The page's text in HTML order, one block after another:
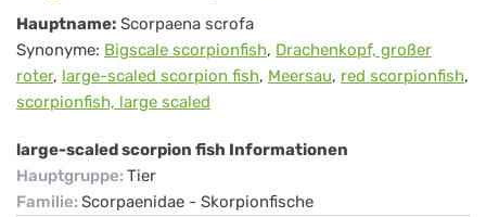
large-
scaled
scorpion
Hauptname: Scorpaena scrofa
Synonyme: Bigscale scorpionfish, Drachenkopf, großer
roter, large-scaled scorpion fish, Meersau, red scorpionfish,
scorpionfish, large scaled
large-scaled scorpion fish Informationen
Hauptgruppe: Tier
Familie: Scorpaenidae - Skorpionfische